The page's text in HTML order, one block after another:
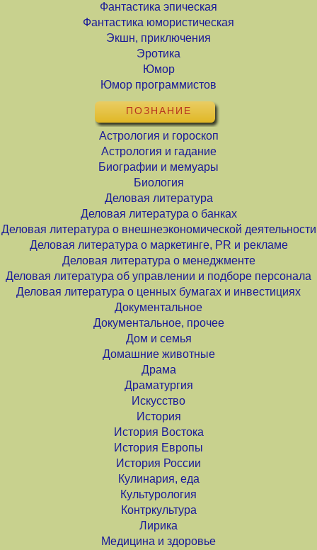
Фантастика эпическая
Фантастика юмористическая
Экшн, приключения
Эротика
Юмор
Юмор программистов
ПОЗНАНИЕ
Астрология и гороскоп
Астрология и гадание
Биографии и мемуары
Биология
Деловая литература
Деловая литература о банках
Деловая литература о внешнеэкономической деятельности
Деловая литература о маркетинге, PR и рекламе
Деловая литература о менеджменте
Деловая литература об управлении и подборе персонала
Деловая литература о ценных бумагах и инвестициях
Документальное
Документальное, прочее
Дом и семья
Домашние животные
Драма
Драматургия
Искусство
История
История Востока
История Европы
История России
Кулинария, еда
Культурология
Контркультура
Лирика
Медицина и здоровье